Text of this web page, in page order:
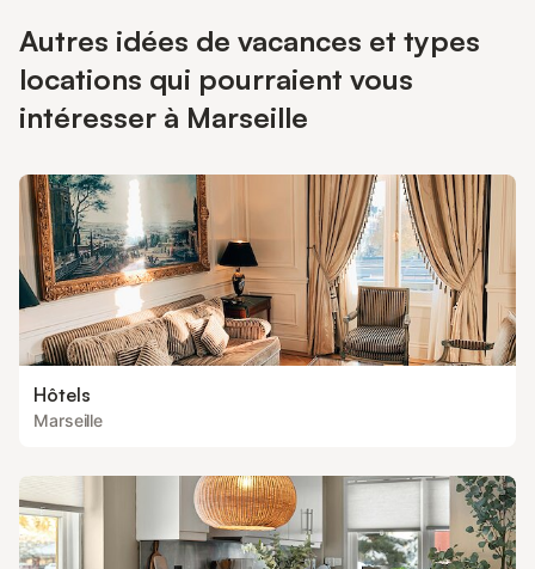
Autres idées de vacances et types
locations qui pourraient vous
intéresser à Marseille
Hôtels
Marseille